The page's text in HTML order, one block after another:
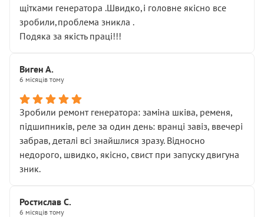
щітками генератора .Швидко,і головне якісно все
зробили,проблема зникла .
Подяка за якість праці!!!
Виген А.
6 місяців тому
Зробили ремонт генератора: заміна шківа, ременя,
підшипників, реле за один день: вранці завіз, ввечері
забрав, деталі всі знайшлися зразу. Відносно
недорого, швидко, якісно, свист при запуску двигуна
зник.
Ростислав С.
6 місяців тому